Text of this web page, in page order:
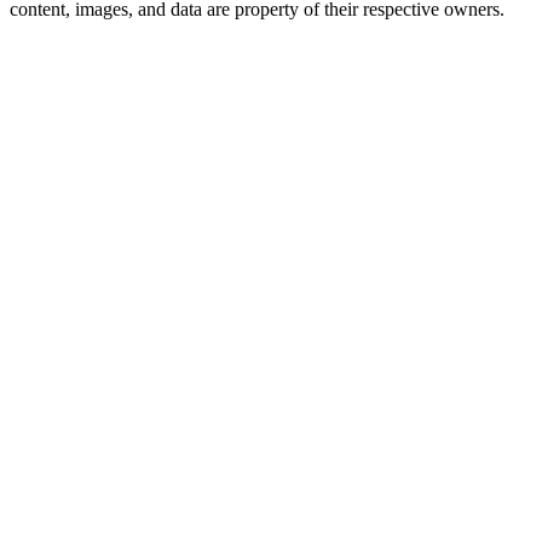
content, images, and data are property of their respective owners.